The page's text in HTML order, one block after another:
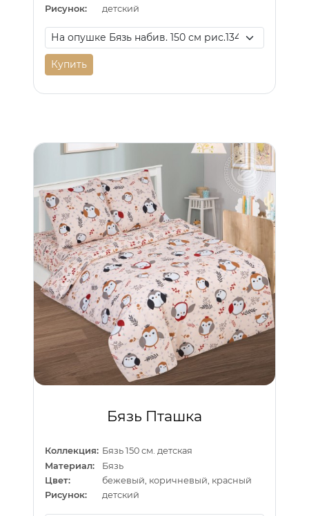
Рисунок:
детский
Купить
Бязь Пташка
Коллекция: Бязь 150 см. детская
Материал:
Бязь
Цвет:
бежевый, коричневый, красный
Рисунок:
детский